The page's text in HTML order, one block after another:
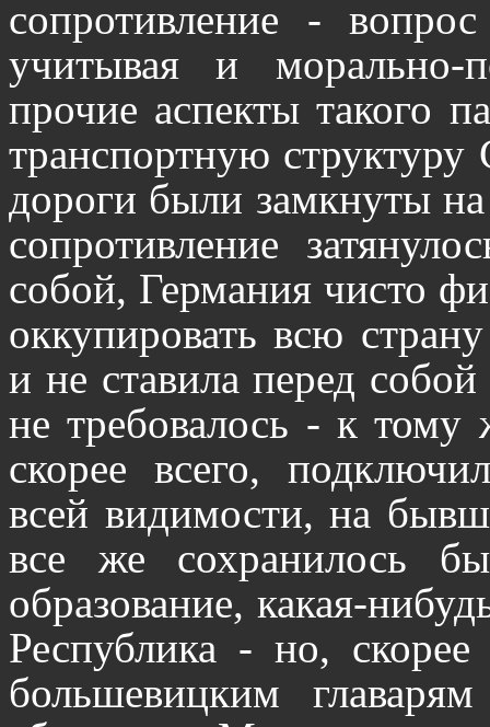
сопротивление -
учитывая и морально-
прочие аспекты такого
транспортную
дороги были замкнуты
сопротивление
собой, Германия чисто
оккупировать всю
и не ставила перед
не требовалось - к тому
скорее всего,
всей видимости, на
все же сохранилось
образование, какая-
Республика - но,
большевицким